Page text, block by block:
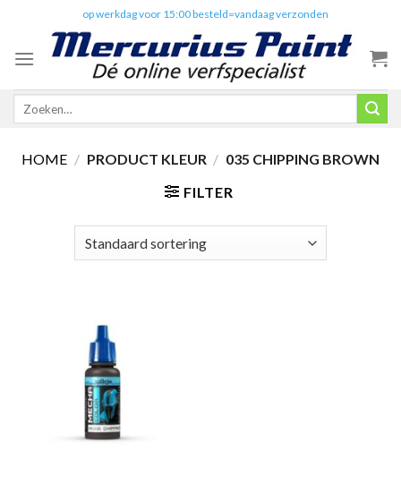
content
op werkdag voor 15:00 besteld=vandaag verzonden
Zoeken
HOME / PRODUCT KLEUR / 035 CHIPPING BROWN
FILTER